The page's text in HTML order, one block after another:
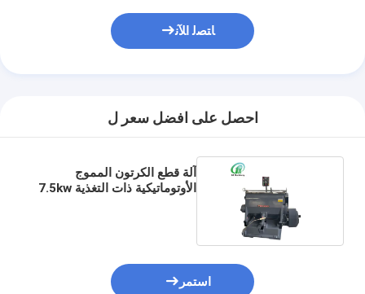
ﺎﺘﺼﻟ ﺍﻶﻧ
احصل على افضل سعر ل
آلة قطع الكرتون المموج
الأوتوماتيكية ذات التغذية 7.5kw
استمر